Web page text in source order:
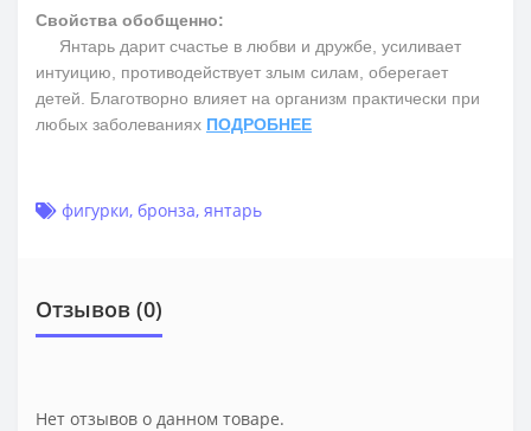
Свойства обобщенно:
Янтарь дарит счастье в любви и дружбе, усиливает
интуицию, противодействует злым силам, оберегает
детей. Благотворно влияет на организм практически при
любых заболеваниях ПОДРОБНЕЕ
фигурки, бронза, янтарь
Отзывов (0)
Нет отзывов о данном товаре.